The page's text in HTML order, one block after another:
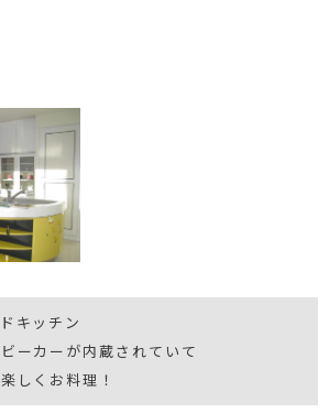
キッチン
ーカーが内蔵されていて
しくお料理！